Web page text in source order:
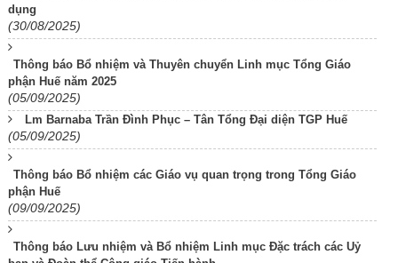
dụng
(30/08/2025)
Thông báo Bổ nhiệm và Thuyên chuyển Linh mục Tổng Giáo
phận Huế năm 2025
(05/09/2025)
Lm Barnaba Trần Đình Phục – Tân Tổng Đại diện TGP Huế
(05/09/2025)
Thông báo Bổ nhiệm các Giáo vụ quan trọng trong Tổng Giáo
phận Huế
(09/09/2025)
Thông báo Lưu nhiệm và Bổ nhiệm Linh mục Đặc trách các Uỷ